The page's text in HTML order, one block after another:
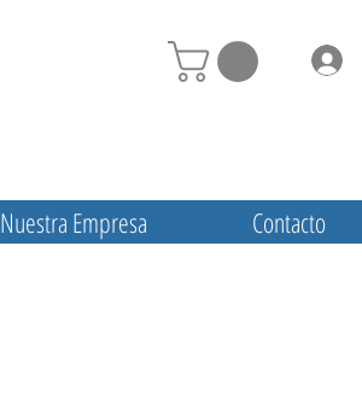
Nuestra Empresa Contacto